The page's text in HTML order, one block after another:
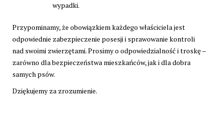
wypadki.
Przypominamy, że obowiązkiem każdego właściciela jest
odpowiednie zabezpieczenie posesji i sprawowanie kontroli
nad swoimi zwierzętami. Prosimy o odpowiedzialność i troskę –
zarówno dla bezpieczeństwa mieszkańców, jak i dla dobra
samych psów.
Dziękujemy za zrozumienie.